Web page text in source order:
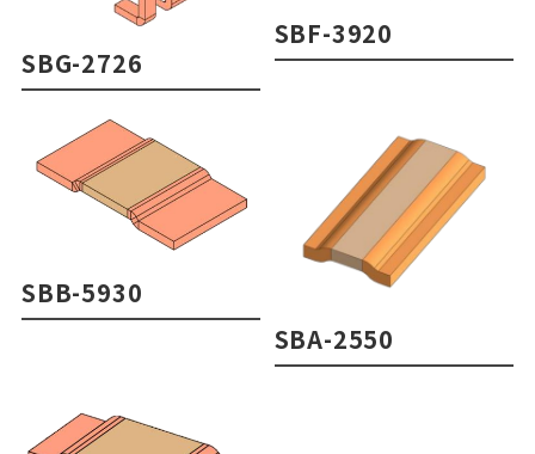
SBG-2726
SBF-3920
SBB-5930
SBA-2550